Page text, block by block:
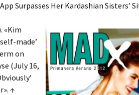
Surpasses Her Kardashian Sisters’
«Kim
made’
on
(July 16,
↑